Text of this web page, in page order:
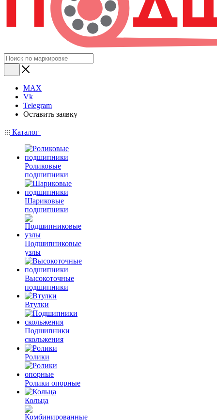
MAX
Vk
Telegram
Оставить заявку
Каталог
Роликовые
подшипники
Шариковые
подшипники
Подшипниковые
узлы
Высокоточные
подшипники
Втулки
Подшипники
скольжения
Ролики
Ролики опорные
Кольца